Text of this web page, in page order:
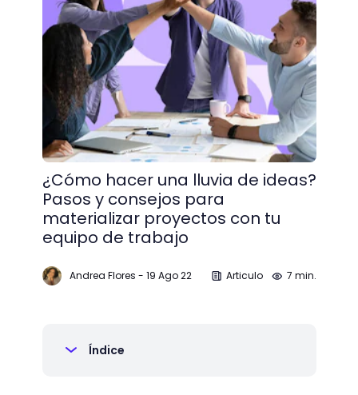
¿Cómo hacer una lluvia de ideas?
Pasos y consejos para
materializar proyectos con tu
equipo de trabajo
Andrea Flores - 19 Ago 22 Articulo 7 min.
Índice